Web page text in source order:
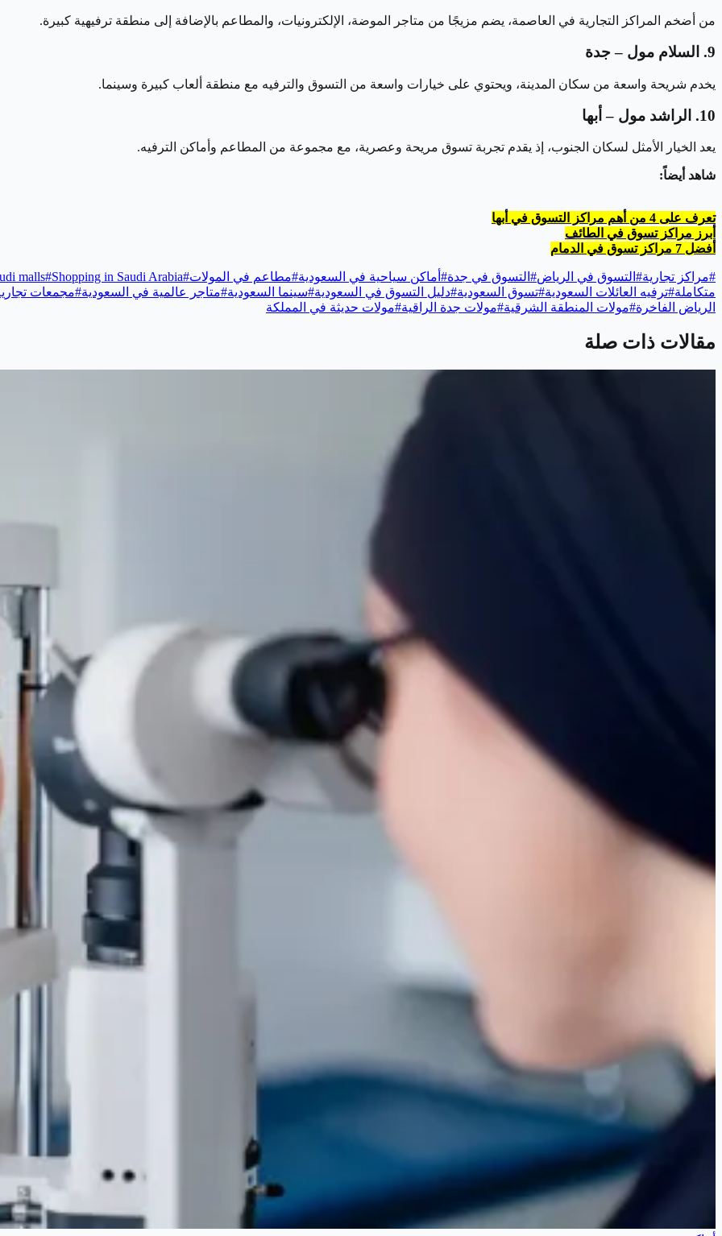
من أضخم المراكز التجارية في العاصمة، يضم مزيجًا من متاجر الموضة، الإلكترونيات، والمطاعم بالإضافة إلى منطقة ترفيهية كبيرة.
9. السلام مول – جدة
يخدم شريحة واسعة من سكان المدينة، ويحتوي على خيارات واسعة من التسوق والترفيه مع منطقة ألعاب كبيرة وسينما.
10. الراشد مول – أبها
يعد الخيار الأمثل لسكان الجنوب، إذ يقدم تجربة تسوق مريحة وعصرية، مع مجموعة من المطاعم وأماكن الترفيه.
شاهد أيضاً:
تعرف على 4 من أهم مراكز التسوق في أبها
أبرز مراكز تسوق في الطائف
أفضل 7 مراكز تسوق في الدمام
#مراكز تجارية# التسوق في الرياض# التسوق في جدة# أماكن سياحية في السعودية#مطاعم في المولات#
malls#Shopping in Saudi Arabia
متكاملة#ترفيه العائلات السعودية#تسوق السعودية#دليل التسوق في السعودية#سينما السعودية#متاجر عالمية في السعودية#مجمعات
الرياض الفاخرة#مولات المنطقة الشرقية#مولات جدة الراقية#مولات حديثة في المملكة
مقالات ذات صلة